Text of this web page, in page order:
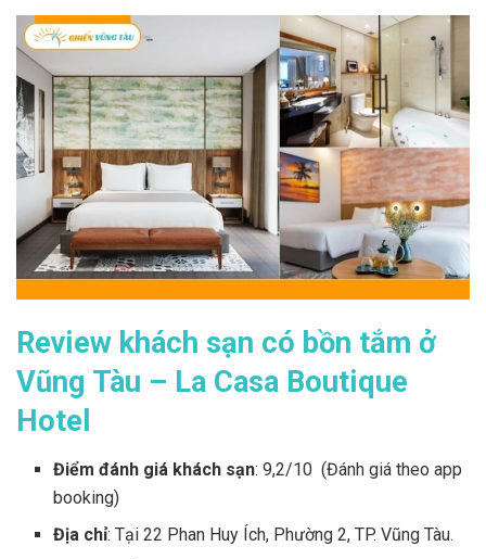
Review khách sạn có bồn tắm ở
Vũng Tàu – La Casa Boutique
Hotel
Điểm đánh giá khách sạn: 9,2/10 (Đánh giá theo app
booking)
Địa chỉ: Tại 22 Phan Huy Ích, Phường 2, TP. Vũng Tàu.